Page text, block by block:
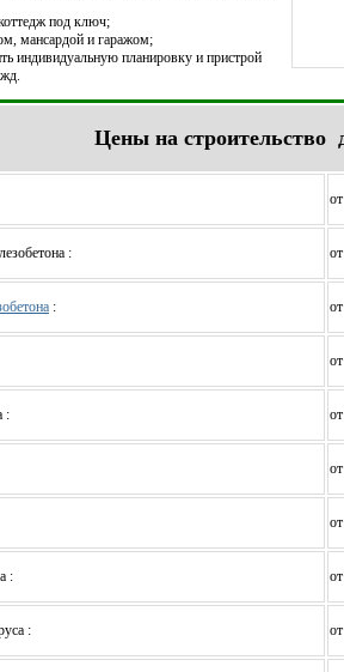
под ключ;
мансардой и гаражом;
индивидуальную планировку и пристрой
Цены на строительство
:
:
:
:
: